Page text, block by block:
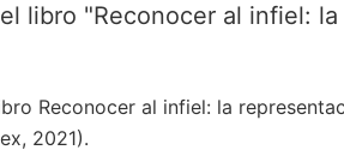
libro "Reconocer al infiel:
Reconocer al infiel: la
2021).